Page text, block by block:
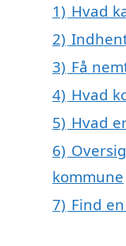
1) Hvad
2)
3) Få
4) Hvad
5) Hvad
6)
kommune
7) Find